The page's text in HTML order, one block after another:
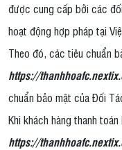
được cung cấp bởi các
hoạt động hợp pháp tại
Theo đó, các tiêu chuẩn
https://
chuẩn bảo mật của Đối
Khi khách hàng thanh
https://